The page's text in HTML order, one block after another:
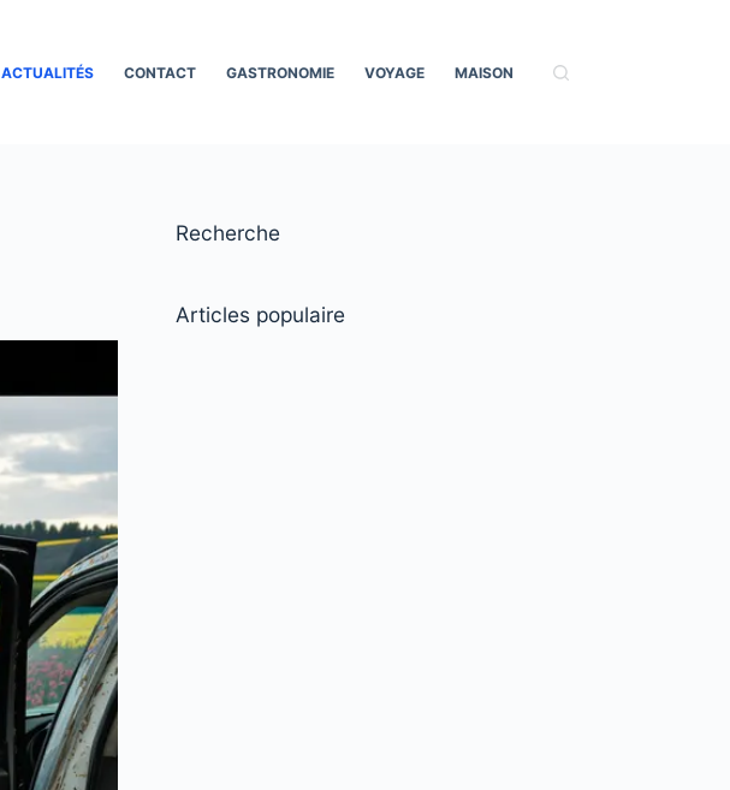
ACTUALITÉS CONTACT GASTRONOMIE VOYAGE MAISON
Recherche
Articles populaire